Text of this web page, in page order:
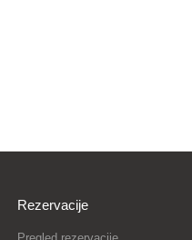
Rezervacije